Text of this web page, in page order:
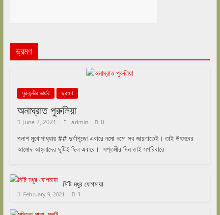
ভ্রমণ
ঘুরনচন্ডীর ডায়রি ভ্রমণ
অনাঘ্রাত পুরুলিয়া
June 2, 2021 admin 0
পলাশ মুখোপাধ্যায় ## দুর্গাপুজো এবারে নমো নমো সব জায়গাতেই। তাই উৎসবের
আমোদ আহ্লাদের ছুটিই ছিল এবারে। সপ্তমীর দিন তাই সপরিবারে
মিষ্টি মধুর যোগমায়া
February 9, 2021 1